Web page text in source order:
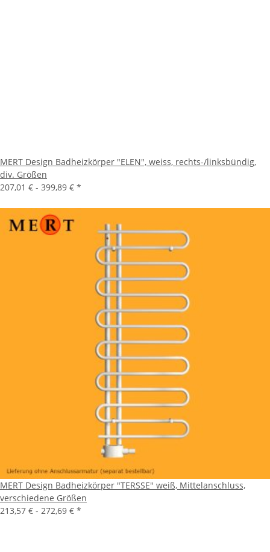
MERT Design Badheizkörper "ELEN", weiss, rechts-/linksbündig,
div. Größen
207,01 € - 399,89 € *
MERT Design Badheizkörper "TERSSE" weiß, Mittelanschluss,
verschiedene Größen
213,57 € - 272,69 € *